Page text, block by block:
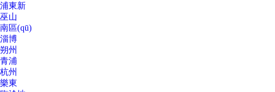
浦東新
巫山
南區(qū)
淄博
朔州
青浦
杭州
樂東